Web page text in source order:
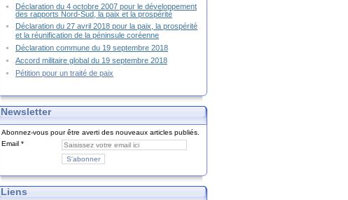
Déclaration du 4 octobre 2007 pour le développement
des rapports Nord-Sud, la paix et la prospérité
Déclaration du 27 avril 2018 pour la paix, la prospérité
et la réunification de la péninsule coréenne
Déclaration commune du 19 septembre 2018
Accord militaire global du 19 septembre 2018
Pétition pour un traité de paix
Newsletter
Abonnez-vous pour être averti des nouveaux articles publiés.
Email
Liens